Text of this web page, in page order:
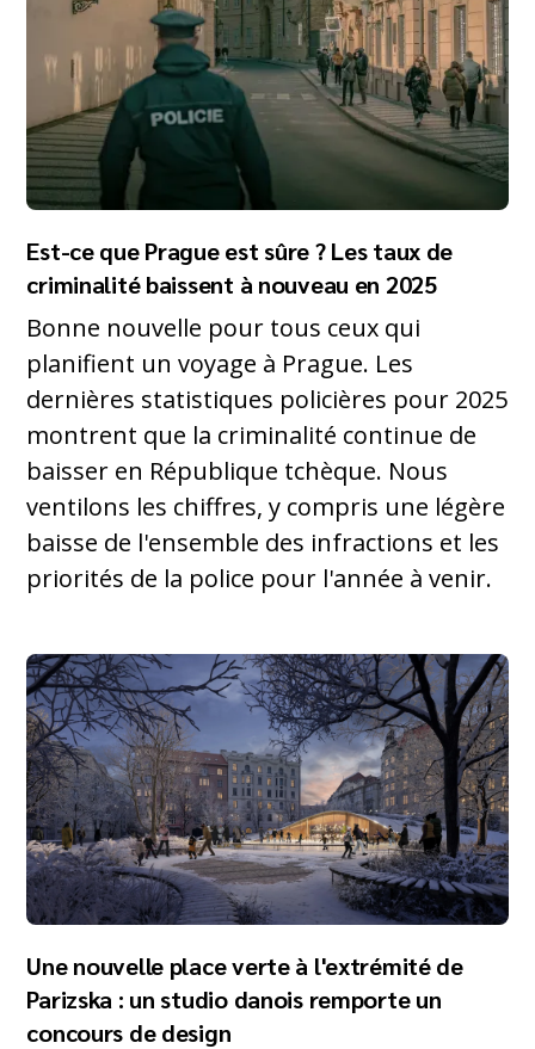
Est-ce que Prague est sûre ? Les taux de
criminalité baissent à nouveau en 2025
Bonne nouvelle pour tous ceux qui
planifient un voyage à Prague. Les
dernières statistiques policières pour 2025
montrent que la criminalité continue de
baisser en République tchèque. Nous
ventilons les chiffres, y compris une légère
baisse de l'ensemble des infractions et les
priorités de la police pour l'année à venir.
Une nouvelle place verte à l'extrémité de
Parizska : un studio danois remporte un
concours de design